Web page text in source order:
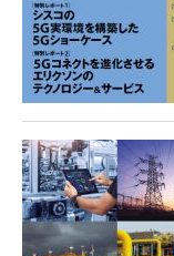
重要
特別
― 産
へ！
加速